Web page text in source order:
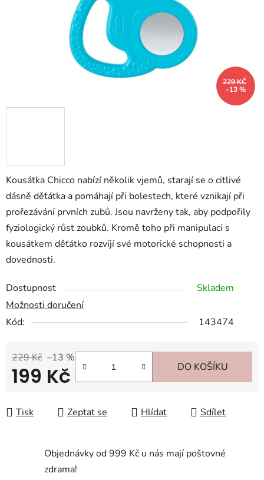
Kousátka Chicco nabízí několik vjemů, starají se o citlivé
dásně děťátka a pomáhají při bolestech, které vznikají při
prořezávání prvních zubů. Jsou navrženy tak, aby podpořily
fyziologický růst zoubků. Kromě toho při manipulaci s
kousátkem děťátko rozvíjí své motorické schopnosti a
dovednosti.
Dostupnost
Skladem
Možnosti doručení
Kód:
143474
229 Kč –13 %
199 Kč DO KOŠÍKU
Tisk Zeptat se Hlídat Sdílet
229 KČ
–13 %
Objednávky od 999 Kč u nás mají poštovné
zdrama!